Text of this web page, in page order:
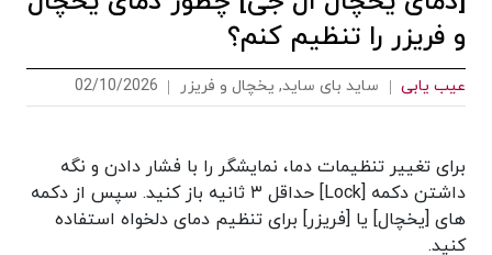
و فریزر را تنظیم کنم؟
عیب یابی ساید بای ساید, یخچال‌‌ و فریزر 02/10/2026
برای تغییر تنظیمات دما، نمایشگر را با فشار دادن و نگه
داشتن دکمه [Lock] حداقل ۳ ثانیه باز کنید. سپس از دکمه
های [یخچال] یا [فریزر] برای تنظیم دمای دلخواه استفاده
کنید.